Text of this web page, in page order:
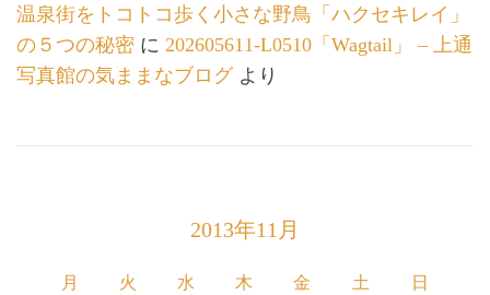
温泉街をトコトコ歩く小さな野鳥「ハクセキレイ」
の５つの秘密 に 202605611-L0510「Wagtail」 – 上通
写真館の気ままなブログより
2013年11月
月 火 水 木 金 土 日